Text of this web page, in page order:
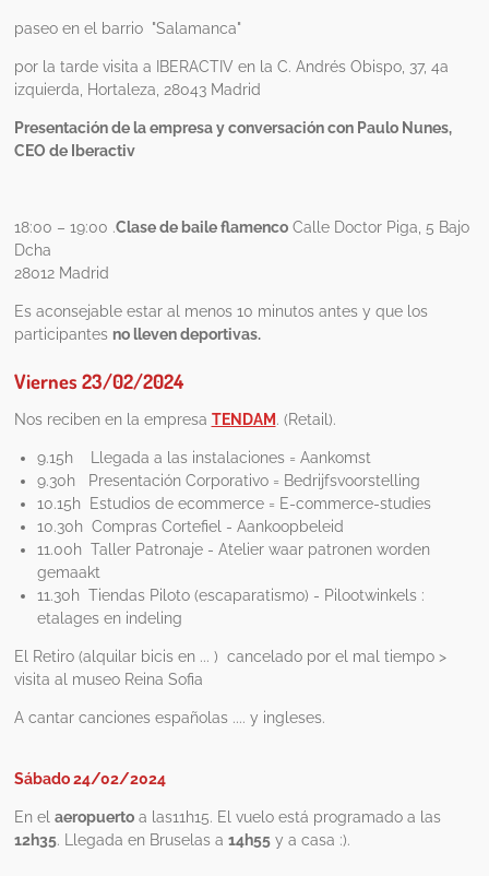
paseo en el barrio "Salamanca"
por la tarde visita a IBERACTIV en la C. Andrés Obispo, 37, 4a
izquierda, Hortaleza, 28043 Madrid
Presentación de la empresa y conversación con Paulo Nunes,
CEO de Iberactiv
18:00 – 19:00 .Clase de baile flamencoCalle Doctor Piga, 5 Bajo
Dcha
28012 Madrid
Es aconsejable estar al menos 10 minutos antes y que los
participantes no lleven deportivas.
Viernes 23/02/2024
Nos reciben en la empresa TENDAM. (Retail).
9.15h Llegada a las instalaciones = Aankomst
9.30h Presentación Corporativo = Bedrijfsvoorstelling
10.15h Estudios de ecommerce = E-commerce-studies
10.30h Compras Cortefiel - Aankoopbeleid
11.00h Taller Patronaje - Atelier waar patronen worden
gemaakt
11.30h Tiendas Piloto (escaparatismo) - Pilootwinkels :
etalages en indeling
El Retiro (alquilar bicis en ... ) cancelado por el mal tiempo >
visita al museo Reina Sofia
A cantar canciones españolas .... y ingleses.
Sábado 24/02/2024
En el aeropuertoa las11h15. El vuelo está programado a las
12h35. Llegada en Bruselas a 14h55y a casa :).